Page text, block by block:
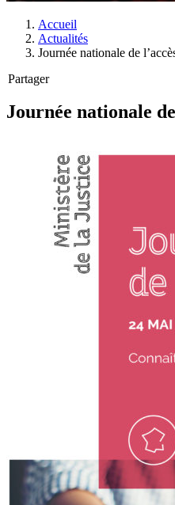
Accueil
Actualités
Journée nationale de
Partager
Journée nationale